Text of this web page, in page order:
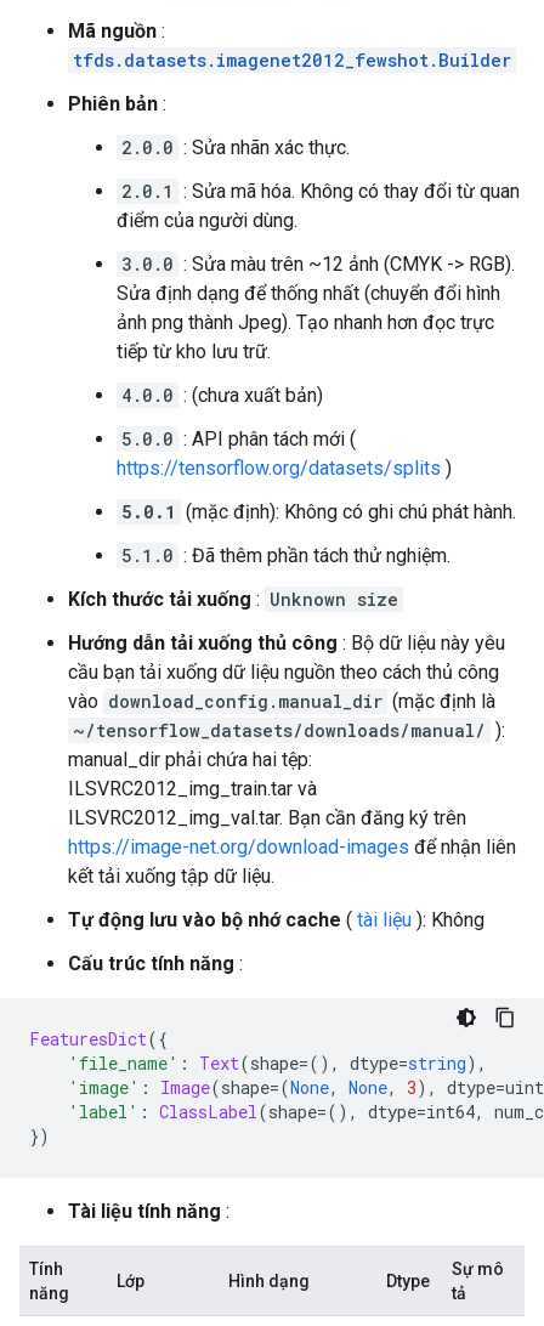
Mã nguồn :
tfds.datasets.imagenet2012_fewshot.Builder
Phiên bản :
2.0.0 : Sửa nhãn xác thực.
2.0.1 : Sửa mã hóa. Không có thay đổi từ quan
điểm của người dùng.
3.0.0 : Sửa màu trên ~12 ảnh (CMYK -> RGB).
Sửa định dạng để thống nhất (chuyển đổi hình
ảnh png thành Jpeg). Tạo nhanh hơn đọc trực
tiếp từ kho lưu trữ.
4.0.0 : (chưa xuất bản)
5.0.0 : API phân tách mới (
https://tensorflow.org/datasets/splits )
5.0.1 (mặc định): Không có ghi chú phát hành.
5.1.0 : Đã thêm phần tách thử nghiệm.
Kích thước tải xuống : Unknown size
Hướng dẫn tải xuống thủ công : Bộ dữ liệu này yêu
cầu bạn tải xuống dữ liệu nguồn theo cách thủ công
vào download_config.manual_dir (mặc định là
~/tensorflow_datasets/downloads/manual/ ):
manual_dir phải chứa hai tệp:
ILSVRC2012_img_train.tar và
ILSVRC2012_img_val.tar. Bạn cần đăng ký trên
https://image-net.org/download-images để nhận liên
kết tải xuống tập dữ liệu.
Tự động lưu vào bộ nhớ cache ( tài liệu ): Không
Cấu trúc tính năng :
FeaturesDict({
'file_name' : Text(shape=(), dtype=string),
'image' : Image(shape=(None, None, 3), dtype=
'label' : ClassLabel(shape=(), dtype=int64,
})
Tài liệu tính năng :
Tính
năng
Lớp Hình dạng Dtype
Sự mô
tả